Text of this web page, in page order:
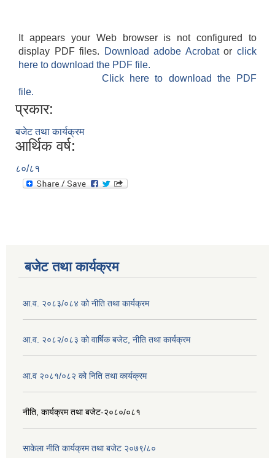
It appears your Web browser is not configured to
display PDF files.
Download adobe Acrobatorclick
here to download the PDF file.
Click here to download the PDF
file.
प्रकार:
बजेट तथा कार्यक्रम
आर्थिक वर्ष:
८०/८१
बजेट तथा कार्यक्रम
आ.व. २०८३/०८४ को नीति तथा कार्यक्रम
आ.व. २०८२/०८३ को वार्षिक बजेट, नीति तथा कार्यक्रम
आ.व २०८१/०८२ को निति तथा कार्यक्रम
नीति, कार्यक्रम तथा बजेट-२०८०/०८१
साकेला नीति कार्यक्रम तथा बजेट २०७९/८०